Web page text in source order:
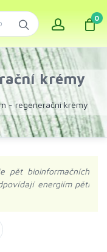
0
krémy
- regenerační krémy
pět bioinformačních
energiím pěti
Cytovital – Země,
extraktu a vysoký
součástí je